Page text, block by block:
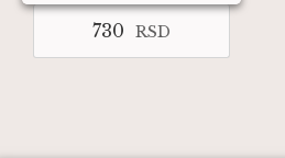
730 RSD